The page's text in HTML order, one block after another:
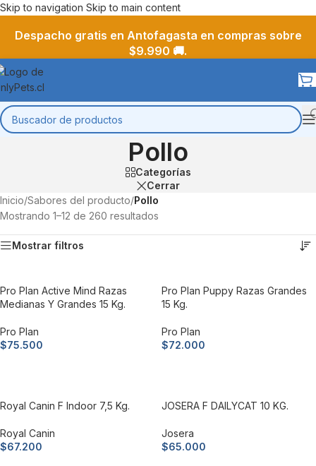
Skip to navigation Skip to main content
Despacho gratis en Antofagasta en compras sobre
$9.990 🚚.
Pollo
Categorías
Cerrar
Inicio/Sabores del producto/Pollo
Mostrando 1–12 de 260 resultados
Mostrar filtros
Pro Plan Active Mind Razas
Medianas Y Grandes 15 Kg.
Pro Plan
$75.500
Pro Plan Puppy Razas Grandes
15 Kg.
Pro Plan
$72.000
Royal Canin F Indoor 7,5 Kg.
Royal Canin
$67.200
JOSERA F DAILYCAT 10 KG.
Josera
$65.000